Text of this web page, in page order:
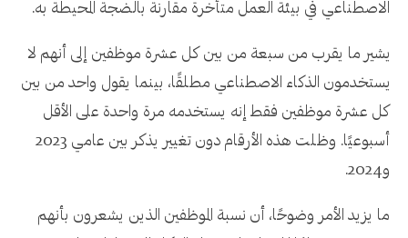
الاصطناعي في بيئة العمل متأخرة مقارنة بالضجة المحيطة به.
يشير ما يقرب من سبعة من بين كل عشرة موظفين إلى أنهم لا
يستخدمون الذكاء الاصطناعي مطلقًا، بينما يقول واحد من بين
كل عشرة موظفين فقط إنه يستخدمه مرة واحدة على الأقل
أسبوعيًا. وظلت هذه الأرقام دون تغيير يذكر بين عامي 2023
و2024.
ما يزيد الأمر وضوحًا، أن نسبة الموظفين الذين يشعرون بأنهم